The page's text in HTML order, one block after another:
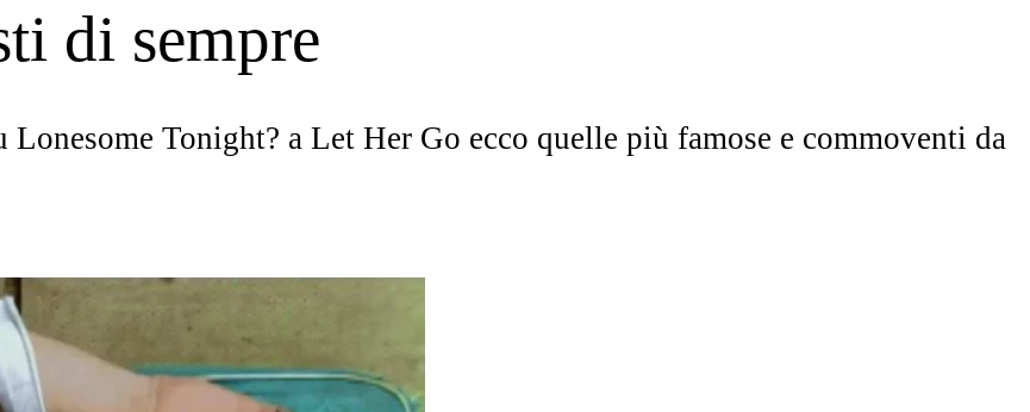
di sempre
Tonight? a Let Her Go ecco quelle più famose e commoventi da